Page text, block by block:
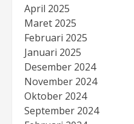
April 2025
Maret 2025
Februari 2025
Januari 2025
Desember 2024
November 2024
Oktober 2024
September 2024